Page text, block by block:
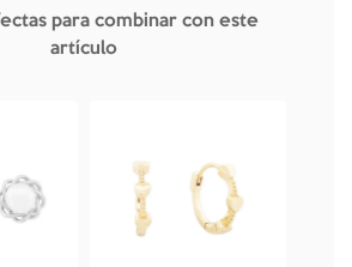
para combinar con este
artículo